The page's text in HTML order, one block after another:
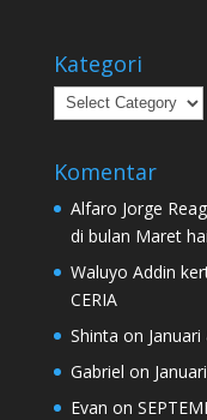
Kategori
Kategori
Komentar
Alfaro Jorge
di bulan Maret
Waluyo Addin
CERIA
Shinta on
Gabriel on
Evan on